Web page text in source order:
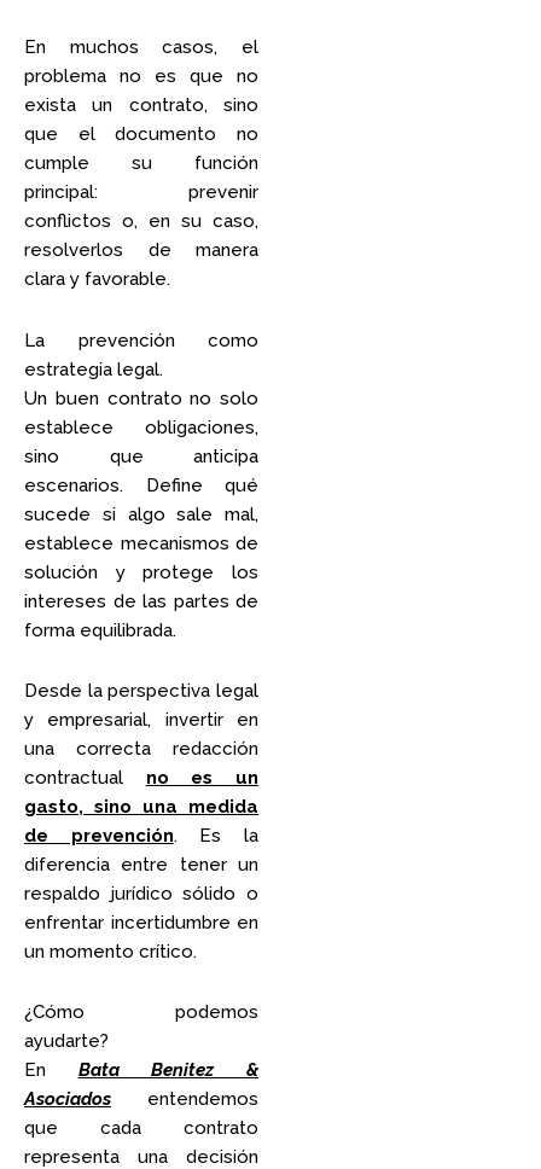
En muchos casos, el
problema no es que no
exista un contrato, sino
que el documento no
cumple su función
principal: prevenir
conflictos o, en su caso,
resolverlos de manera
clara y favorable.
La prevención como
estrategia legal.
Un buen contrato no solo
establece obligaciones,
sino que anticipa
escenarios. Define qué
sucede si algo sale mal,
establece mecanismos de
solución y protege los
intereses de las partes de
forma equilibrada.
Desde la perspectiva legal
y empresarial, invertir en
una correcta redacción
contractual no es un
gasto, sino una medida
de prevención. Es la
diferencia entre tener un
respaldo jurídico sólido o
enfrentar incertidumbre en
un momento crítico.
¿Cómo podemos
ayudarte?
En Bata Benitez &
Asociados entendemos
que cada contrato
representa una decisión